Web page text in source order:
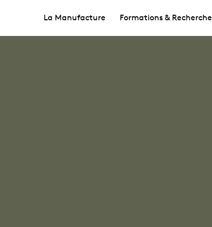
La Manufacture Formations & Recherche